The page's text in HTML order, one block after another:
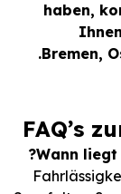
haben,
Bremen,
FAQ’s